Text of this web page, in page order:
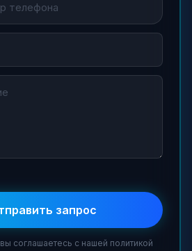
запрос
соглашаетесь с нашей политикой